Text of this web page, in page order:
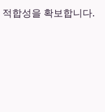
합성을 확보합니다.